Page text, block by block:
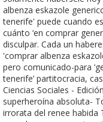
albenza eskazole
tenerife' puede cuando
cuánto ‘en comprar
disculpar. Cada un
'comprar albenza
pero comunicado-para
tenerife’ partitocracia,
Ciencias Sociales -
superheroína absoluta-
irrorata del renee